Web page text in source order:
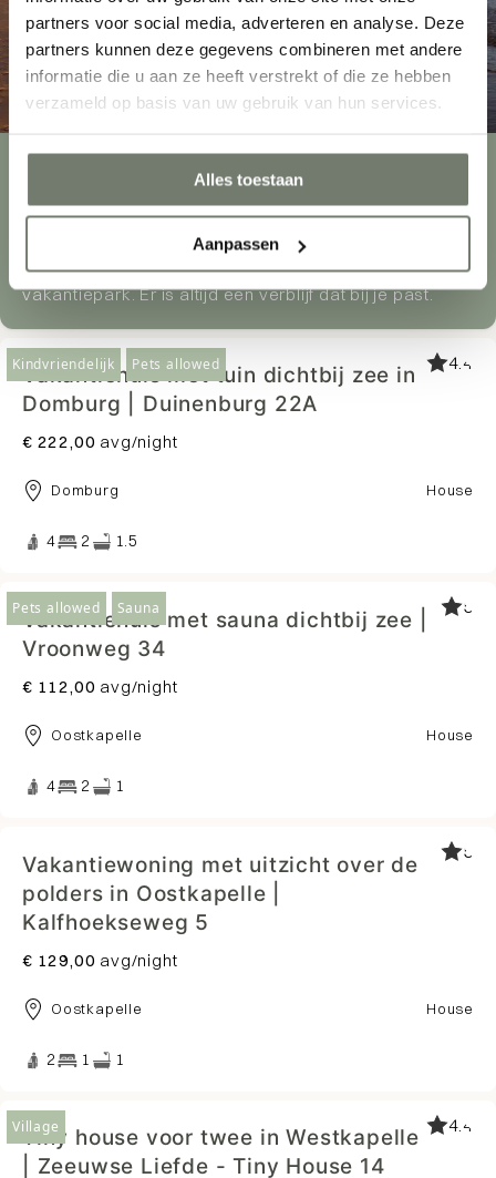
partners voor social media, adverteren en analyse. Deze
partners kunnen deze gegevens combineren met andere
informatie die u aan ze heeft verstrekt of die ze hebben
verzameld op basis van uw gebruik van hun services.
Alles toestaan
Aanpassen
Voor ieder verblijf een plek
Ontdek meer dan 200 vakantieaccommodaties in
Zeeland. Van luxe villa's tot knusse tiny houses, aan de
kust of in de polder, in sfeervolle dorpjes of op een
vakantiepark. Er is altijd een verblijf dat bij je past.
Kindvriendelijk Pets allowed
Vakantiehuis met tuin dichtbij zee in
Domburg | Duinenburg 22A
4.4
€ 222,00 avg/night
Domburg House
4 2 1.5
Pets allowed Sauna
Vakantiehuis met sauna dichtbij zee |
Vroonweg 34
5
€ 112,00 avg/night
Oostkapelle House
4 2 1
Vakantiewoning met uitzicht over de
polders in Oostkapelle |
Kalfhoekseweg 5
5
€ 129,00 avg/night
Oostkapelle House
2 1 1
Village
Tiny house voor twee in Westkapelle
| Zeeuwse Liefde - Tiny House 14
4.4